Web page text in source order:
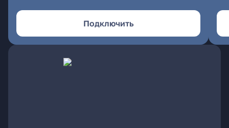
Подключить